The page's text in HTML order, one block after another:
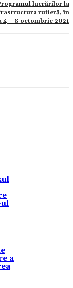
lucrărilor la
rutieră, în
4 – 8 octombrie 2021
ul
a